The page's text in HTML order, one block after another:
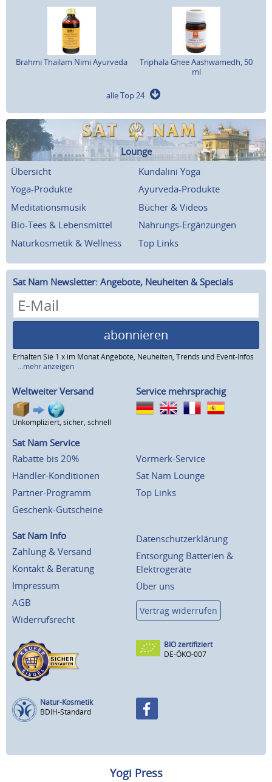
Brahmi Thailam Nimi Ayurveda
Triphala Ghee Aashwamedh, 50
ml
alle Top 24
Lounge
Übersicht
Kundalini Yoga
Yoga-Produkte
Ayurveda-Produkte
Meditationsmusik
Bücher & Videos
Bio-Tees & Lebensmittel
Nahrungs-Ergänzungen
Naturkosmetik & Wellness
Top Links
Sat Nam Newsletter: Angebote, Neuheiten & Specials
abonnieren
Erhalten Sie 1 x im Monat Angebote, Neuheiten, Trends und Event-Infos
...mehr anzeigen
Weltweiter Versand
Unkompliziert, sicher, schnell
Service mehrsprachig
Sat Nam Service
Rabatte bis 20%
Händler-Konditionen
Partner-Programm
Geschenk-Gutscheine
Vormerk-Service
Sat Nam Lounge
Top Links
Sat Nam Info
Zahlung & Versand
Kontakt & Beratung
Impressum
AGB
Widerrufsrecht
Datenschutzerklärung
Entsorgung Batterien &
Elektrogeräte
Über uns
Vertrag widerrufen
BIO zertifiziert
DE-ÖKO-007
Natur-Kosmetik
BDIH-Standard
Yogi Press